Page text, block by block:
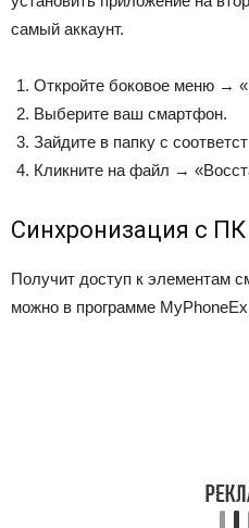
самый аккаунт.
Откройте боковое меню →
Выберите ваш смартфон.
Зайдите в папку с
Кликните на файл →
Синхронизация с ПК
Получит доступ к элементам
можно в программе